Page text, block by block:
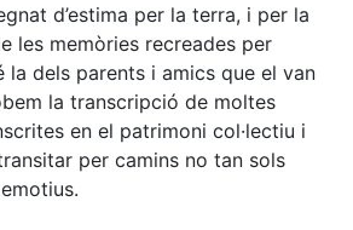
d’estima per la terra, i per la
les memòries recreades per
la dels parents i amics que el van
la transcripció de moltes
en el patrimoni col·lectiu i
per camins no tan sols